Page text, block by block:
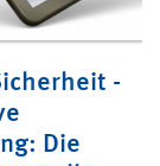
-
Die